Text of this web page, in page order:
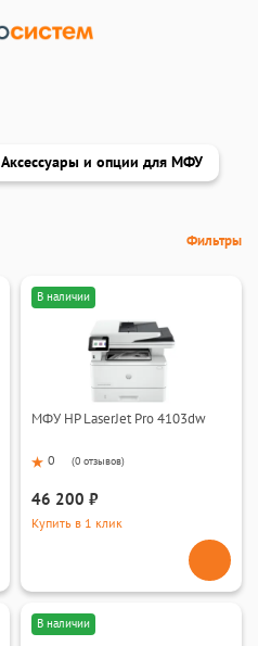
Аксессуары и опции для МФУ
Фильтры
В наличии
МФУ HP LaserJet Pro 4103dw
0 (0 отзывов)
46 200 ₽
Купить в 1 клик
В наличии